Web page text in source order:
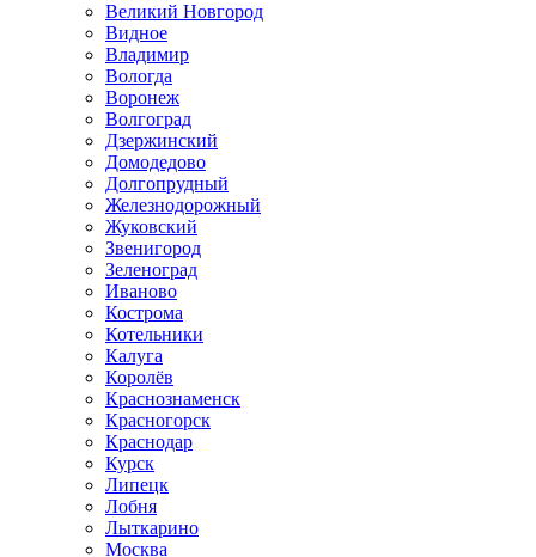
Великий Новгород
Видное
Владимир
Вологда
Воронеж
Волгоград
Дзержинский
Домодедово
Долгопрудный
Железнодорожный
Жуковский
Звенигород
Зеленоград
Иваново
Кострома
Котельники
Калуга
Королёв
Краснознаменск
Красногорск
Краснодар
Курск
Липецк
Лобня
Лыткарино
Москва